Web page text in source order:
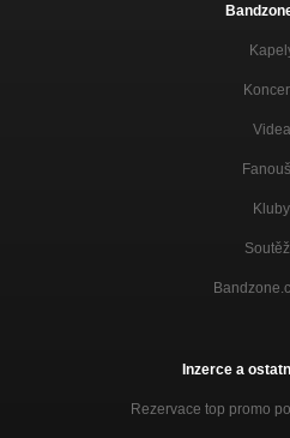
Videa
Kluby
Inzerce a
Rezervace top promo